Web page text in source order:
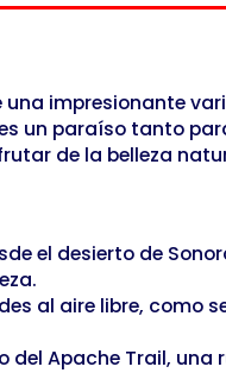
impresionante
un paraíso tanto
de la belleza
el desierto de
al aire libre,
Apache Trail,